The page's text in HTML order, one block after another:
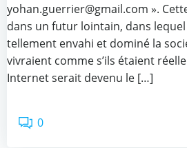
yohan.guerrier@gmail.com ».
dans un futur lointain, dans
tellement envahi et dominé la
vivraient comme s’ils étaient
Internet serait devenu le […]
0